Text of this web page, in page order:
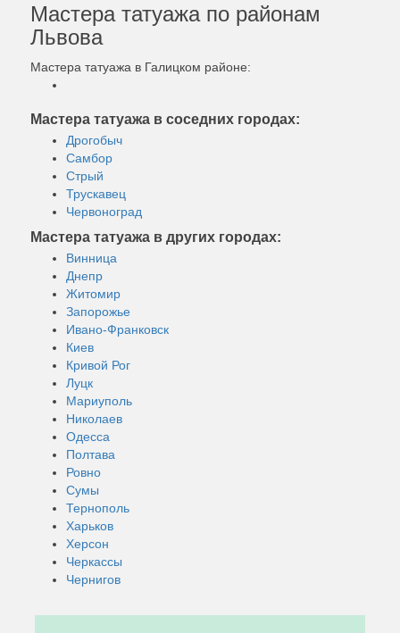
Мастера татуажа по районам
Львова
Мастера татуажа в Галицком районе:
Мастера татуажа в соседних городах:
Дрогобыч
Самбор
Стрый
Трускавец
Червоноград
Мастера татуажа в других городах:
Винница
Днепр
Житомир
Запорожье
Ивано-Франковск
Киев
Кривой Рог
Луцк
Мариуполь
Николаев
Одесса
Полтава
Ровно
Сумы
Тернополь
Харьков
Херсон
Черкассы
Чернигов